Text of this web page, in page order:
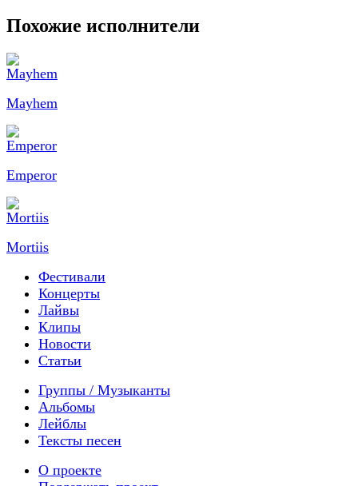
Похожие исполнители
Mayhem
Emperor
Mortiis
Фестивали
Концерты
Лайвы
Клипы
Новости
Статьи
Группы / Музыканты
Альбомы
Лейблы
Тексты песен
О проекте